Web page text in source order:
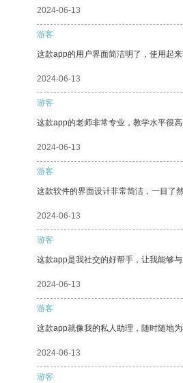
2024-06-13
游客
这款app的用户界面简洁明了，使用起
2024-06-13
游客
这款app的老师非常专业，教学水平很
2024-06-13
游客
这款软件的界面设计非常简洁，一目了然
2024-06-13
游客
这款app是我社交的好帮手，让我能够
2024-06-13
游客
这款app就像我的私人助理，随时随地为
2024-06-13
游客